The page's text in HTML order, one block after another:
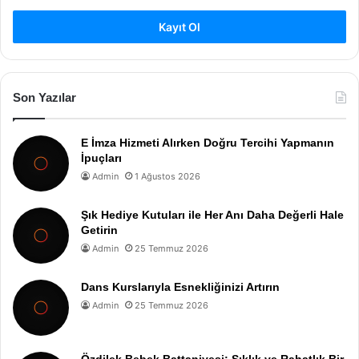
Kayıt Ol
Son Yazılar
E İmza Hizmeti Alırken Doğru Tercihi Yapmanın
İpuçları
Admin 1 Ağustos 2026
Şık Hediye Kutuları ile Her Anı Daha Değerli Hale
Getirin
Admin 25 Temmuz 2026
Dans Kurslarıyla Esnekliğinizi Artırın
Admin 25 Temmuz 2026